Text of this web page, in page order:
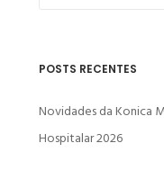
POSTS RECENTES
Novidades da Konica
Hospitalar 2026